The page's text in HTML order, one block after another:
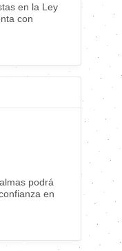
en la Ley
con
podrá
en